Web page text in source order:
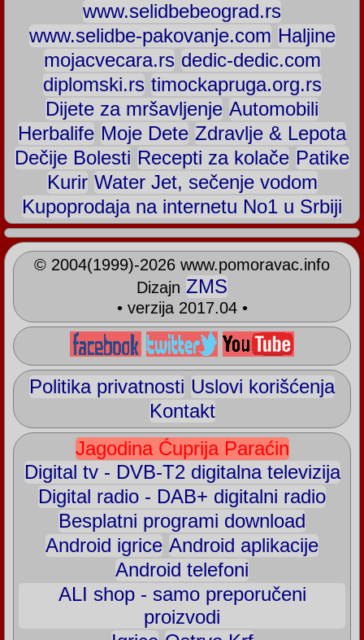
www.selidbebeograd.rs
www.selidbe-pakovanje.com Haljine
mojacvecara.rs dedic-dedic.com
diplomski.rs timockapruga.org.rs
Dijete za mršavljenje Automobili
Herbalife Moje Dete Zdravlje & Lepota
Dečije Bolesti Recepti za kolače Patike
Kurir Water Jet, sečenje vodom
Kupoprodaja na internetu No1 u Srbiji
© 2004(1999)-2026 www.pomoravac.info
Dizajn ZMS
• verzija 2017.04 •
Politika privatnosti Uslovi korišćenja
Kontakt
Jagodina Ćuprija Paraćin
Digital tv - DVB-T2 digitalna televizija
Digital radio - DAB+ digitalni radio
Besplatni programi download
Android igrice Android aplikacije
Android telefoni
ALI shop - samo preporučeni
proizvodi